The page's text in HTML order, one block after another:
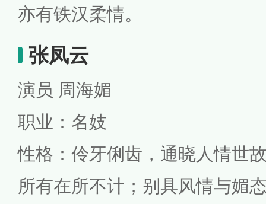
亦有铁汉柔情。
张凤云
演员 周海媚
职业：名妓
性格：伶牙俐齿，通晓人情世
所有在所不计；别具风情与媚